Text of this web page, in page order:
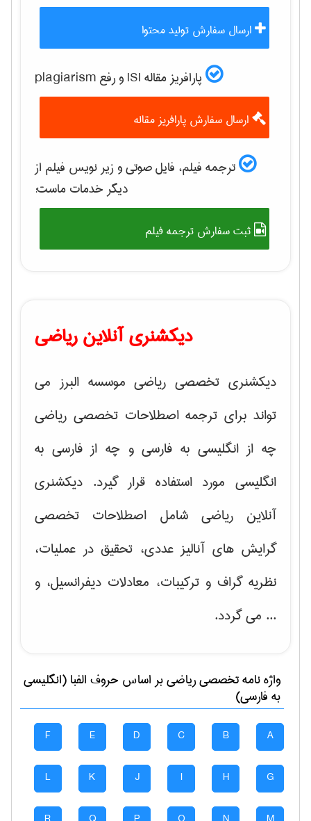
ارسال سفارش تولید محتوا
پارافریز مقاله ISI و رفع plagiarism
ارسال سفارش پارافریز مقاله
ترجمه فیلم، فایل صوتی و زیر نویس فیلم از
دیگر خدمات ماست:
ثبت سفارش ترجمه فیلم
دیکشنری آنلاین ریاضی
دیکشنری تخصصی ریاضی موسسه البرز می
تواند برای ترجمه اصطلاحات تخصصی ریاضی
چه از انگلیسی به فارسی و چه از فارسی به
انگلیسی مورد استفاده قرار گیرد. دیکشنری
آنلاین ریاضی شامل اصطلاحات تخصصی
گرایش های آنالیز عددی، تحقیق در عملیات،
نظریه گراف و تركیبات، معادلات دیفرانسیل، و
... می گردد.
واژه نامه تخصصیرياضیبر اساس حروف الفبا (انگلیسی
به فارسی)
A
B
C
D
E
F
G
H
I
J
K
L